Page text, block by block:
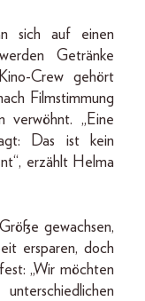
sich auf einen
Getränke
Crew gehört
Filmstimmung
verwöhnt. „Eine
Das ist kein
erzählt Helma
gewachsen,
ersparen, doch
„Wir möchten